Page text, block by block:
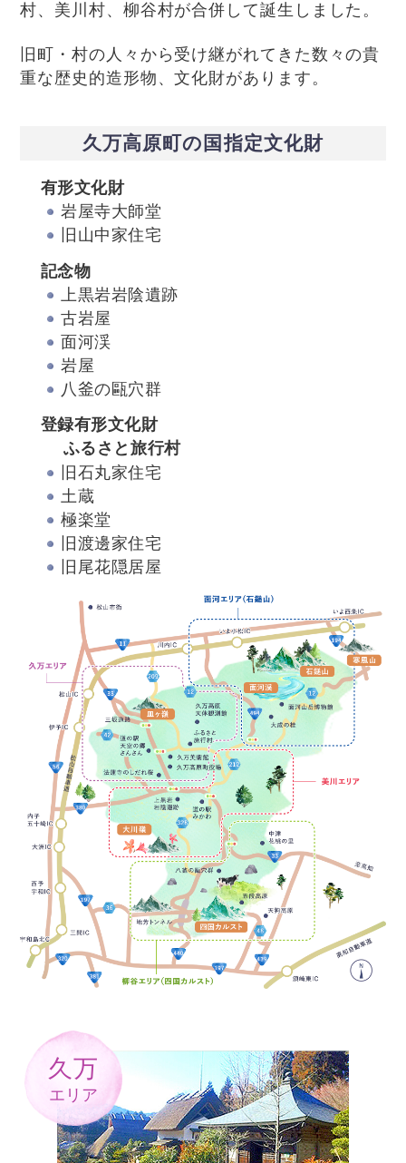
村、美川村、柳谷村が合併して誕生しました。
旧町・村の人々から受け継がれてきた数々の貴
重な歴史的造形物、文化財があります。
久万高原町の国指定文化財
有形文化財
岩屋寺大師堂
旧山中家住宅
記念物
上黒岩岩陰遺跡
古岩屋
面河渓
岩屋
八釜の甌穴群
登録有形文化財
ふるさと旅行村
旧石丸家住宅
土蔵
極楽堂
旧渡邊家住宅
旧尾花隠居屋
久万
エリア